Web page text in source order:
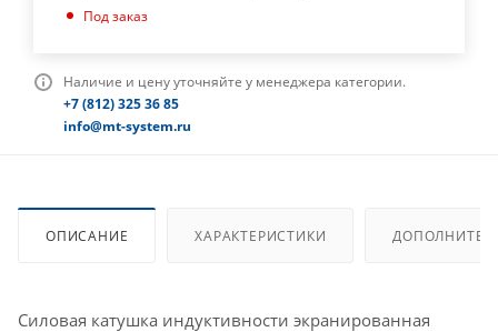
Под заказ
Наличие и цену уточняйте у менеджера категории.
+7 (812) 325 36 85
info@mt-system.ru
ОПИСАНИЕ ХАРАКТЕРИСТИКИ
Силовая катушка индуктивности экранированная